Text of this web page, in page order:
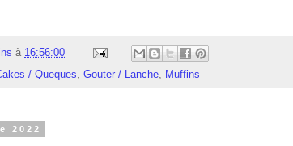
à 16:56:00
/ Queques, Gouter / Lanche, Muffins
2022